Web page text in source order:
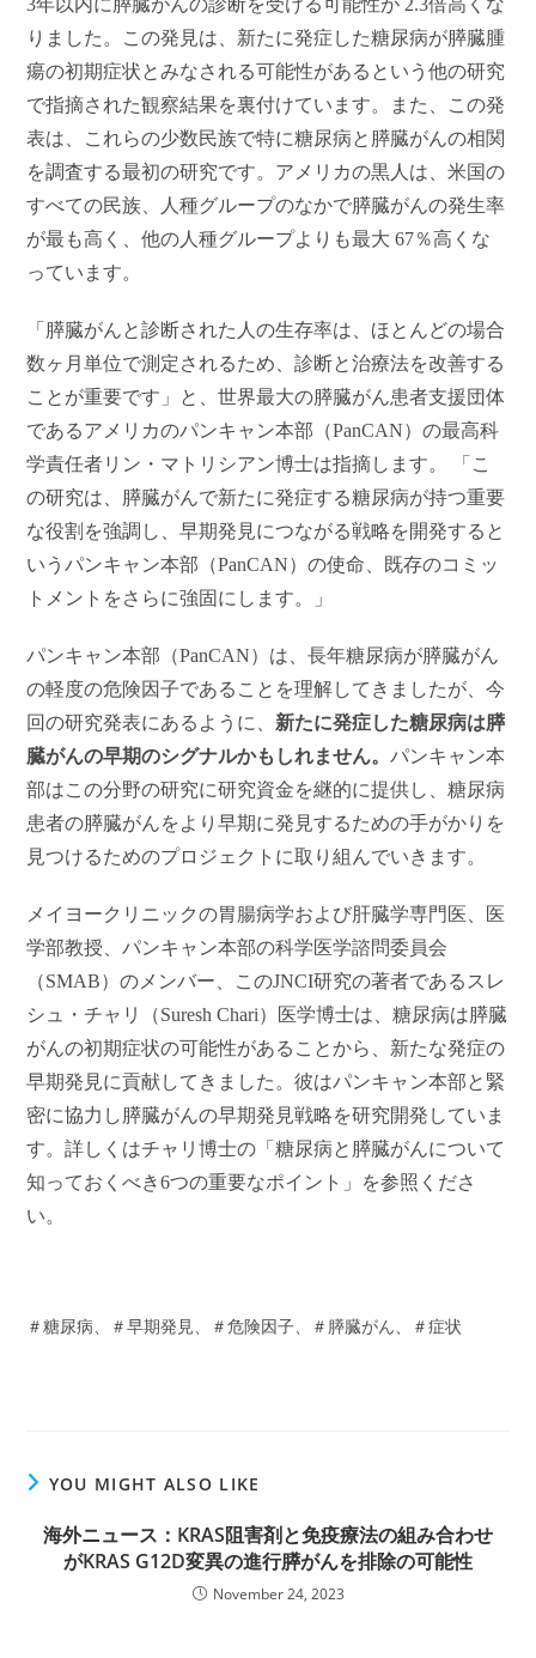
3年以内に膵臓がんの診断を受ける可能性が 2.3倍高くな
りました。この発見は、新たに発症した糖尿病が膵臓腫
瘍の初期症状とみなされる可能性があるという他の研究
で指摘された観察結果を裏付けています。また、この発
表は、これらの少数民族で特に糖尿病と膵臓がんの相関
を調査する最初の研究です。アメリカの黒人は、米国の
すべての民族、人種グループのなかで膵臓がんの発生率
が最も高く、他の人種グループよりも最大 67％高くな
っています。
「膵臓がんと診断された人の生存率は、ほとんどの場合
数ヶ月単位で測定されるため、診断と治療法を改善する
ことが重要です」と、世界最大の膵臓がん患者支援団体
であるアメリカのパンキャン本部（PanCAN）の最高科
学責任者リン・マトリシアン博士は指摘します。 「こ
の研究は、膵臓がんで新たに発症する糖尿病が持つ重要
な役割を強調し、早期発見につながる戦略を開発すると
いうパンキャン本部（PanCAN）の使命、既存のコミッ
トメントをさらに強固にします。」
パンキャン本部（PanCAN）は、長年糖尿病が膵臓がん
の軽度の危険因子であることを理解してきましたが、今
回の研究発表にあるように、 新たに発症した糖尿病は膵
臓がんの早期のシグナルかもしれません。パンキャン本
部はこの分野の研究に研究資金を継的に提供し、糖尿病
患者の膵臓がんをより早期に発見するための手がかりを
見つけるためのプロジェクトに取り組んでいきます。
メイヨークリニックの胃腸病学および肝臓学専門医、医
学部教授、パンキャン本部の科学医学諮問委員会
（SMAB）のメンバー、このJNCI研究の著者であるスレ
シュ・チャリ（Suresh Chari）医学博士は、糖尿病は膵臓
がんの初期症状の可能性があることから、新たな発症の
早期発見に貢献してきました。彼はパンキャン本部と緊
密に協力し膵臓がんの早期発見戦略を研究開発していま
す。詳しくはチャリ博士の「糖尿病と膵臓がんについて
知っておくべき6つの重要なポイント」を参照くださ
い。
＃糖尿病、＃早期発見、＃危険因子、＃膵臓がん、＃症状
YOU MIGHT ALSO LIKE
海外ニュース：KRAS阻害剤と免疫療法の組み合わせ
がKRAS G12D変異の進行膵がんを排除の可能性
November 24, 2023